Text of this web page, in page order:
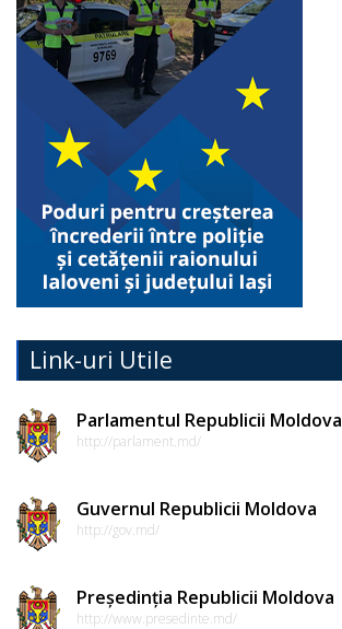
Link-uri Utile
Parlamentul Republicii Moldova
http://parlament.md/
Guvernul Republicii Moldova
http://gov.md/
Președinția Republicii Moldova
http://www.presedinte.md/